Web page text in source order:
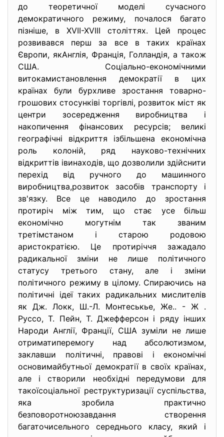
до теоретичної моделі сучасного
демократичного режиму, почалося багато
пізніше, в XVII-XVIII століттях. Цей процес
розвивався перш за все в таких країнах
Європи, якАнглія, Франція, Голландія, а також
США. Соціально-економічними
витокамистановлення демократії в цих
країнах були бурхливе зростання товарно-
грошових стосунківі торгівлі, розвиток міст як
центри зосередження виробництва і
накопичення фінансових ресурсів; великі
географічні відкриття ізбільшена економічна
роль колоній, ряд науково-технічних
відкриттів івинаходів, що дозволили здійснити
перехід від ручного до машинного
виробництва,розвиток засобів транспорту і
зв'язку. Все це наводило до зростання
протиріч між тим, що стає усе більш
економічно могутнім так званим
третімстаном і старою родовою
аристократією. Це протиріччя зажадало
радикальної зміни не лише політичного
статусу третього стану, але і зміни
політичного режиму в цілому. Спираючись на
політичні ідеї таких радикальних мислителів
як Дж. Локк, Ш.-Л. Монтеськье, Же.. - Ж .
Руссо, Т. Пейн, Т. Джефферсон і ряду інших
Народи Англії, Франції, США зуміли не лише
отриматиперемогу над абсолютизмом,
заклавши політичні, правові і економічні
основимайбутньої демократії в своїх країнах,
але і створили необхідні передумови для
такоїсоціальної реструктуризації суспільства,
яка зробила практично
безповоротноюзавдання створення
багаточисельного середнього класу, який і